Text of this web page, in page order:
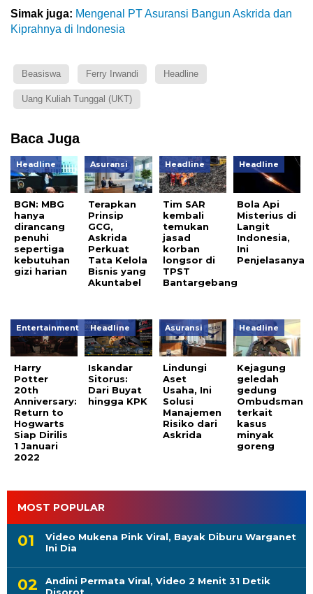
Simak juga: Mengenal PT Asuransi Bangun Askrida dan
Kiprahnya di Indonesia
Beasiswa Ferry Irwandi Headline
Uang Kuliah Tunggal (UKT)
Baca Juga
Headline
BGN: MBG
hanya
dirancang
penuhi
sepertiga
kebutuhan
gizi harian
Asuransi
Terapkan
Prinsip
GCG,
Askrida
Perkuat
Tata Kelola
Bisnis yang
Akuntabel
Headline
Tim SAR
kembali
temukan
jasad
korban
longsor di
TPST
Bantargebang
Headline
Bola Api
Misterius di
Langit
Indonesia,
Ini
Penjelasanya
Entertainment
Harry
Potter
20th
Anniversary:
Return to
Hogwarts
Siap Dirilis
1 Januari
2022
Headline
Iskandar
Sitorus:
Dari Buyat
hingga KPK
Asuransi
Lindungi
Aset
Usaha, Ini
Solusi
Manajemen
Risiko dari
Askrida
Headline
Kejagung
geledah
gedung
Ombudsman
terkait
kasus
minyak
goreng
MOST POPULAR
Video Mukena Pink Viral, Bayak Diburu Warganet
Ini Dia
Andini Permata Viral, Video 2 Menit 31 Detik